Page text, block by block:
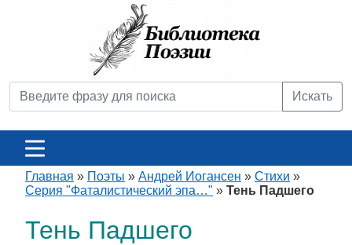
Искать
Главная » Поэты » Андрей Иогансен » Стихи »
Серия "Фаталистический эпа…" » Тень Падшего
Тень Падшего